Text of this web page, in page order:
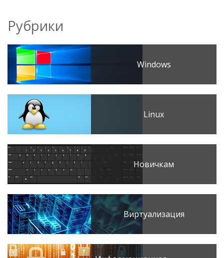
Рубрики
Windows
Linux
Новичкам
Виртуализация